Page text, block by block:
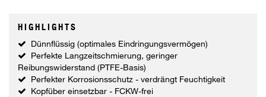
HIGHLIGHTS
Dünnflüssig (optimales Eindringungsvermögen)
Perfekte Langzeitschmierung, geringer
Reibungswiderstand (PTFE-Basis)
Perfekter Korrosionsschutz - verdrängt Feuchtigkeit
Kopfüber einsetzbar - FCKW-frei